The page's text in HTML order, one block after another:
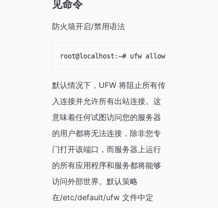
见命令
防火墙开启/禁用语法
默认情况下，UFW 将阻止所有传
入连接并允许所有出站连接。这
意味着任何试图访问您的服务器
的用户都将无法连接，除非您专
门打开该端口，而服务器上运行
的所有应用程序和服务都将能够
访问外部世界。默认策略
在/etc/default/ufw 文件中定